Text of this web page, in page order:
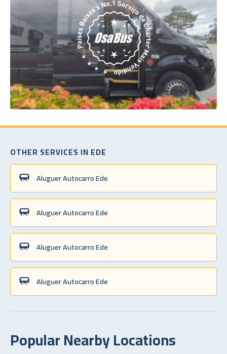
OTHER SERVICES IN EDE
Aluguer Autocarro Ede
Aluguer Autocarro Ede
Aluguer Autocarro Ede
Aluguer Autocarro Ede
Popular Nearby Locations